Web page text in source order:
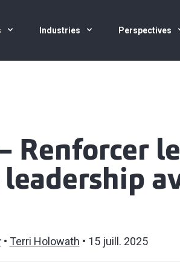
Industries Perspectives
Renforcer
Terri Holowath 15 juill. 2025